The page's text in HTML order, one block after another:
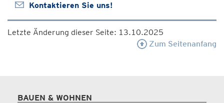
Kontaktieren Sie uns!
Letzte Änderung dieser Seite: 13.10.2025
Zum Seitenanfang
BAUEN & WOHNEN